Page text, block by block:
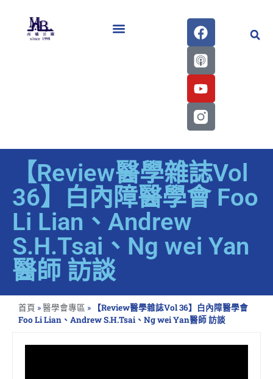
【Review醫學雜誌Vol
36】白內障醫學會 Foo
Li Lian、Andrew
S.H.Tsai、Ng wei Yan
醫師 訪談
首頁 »醫學會專區 »
【Review醫學雜誌Vol 36】白內障醫學會
Foo Li Lian、Andrew S.H.Tsai、Ng wei Yan醫師 訪談